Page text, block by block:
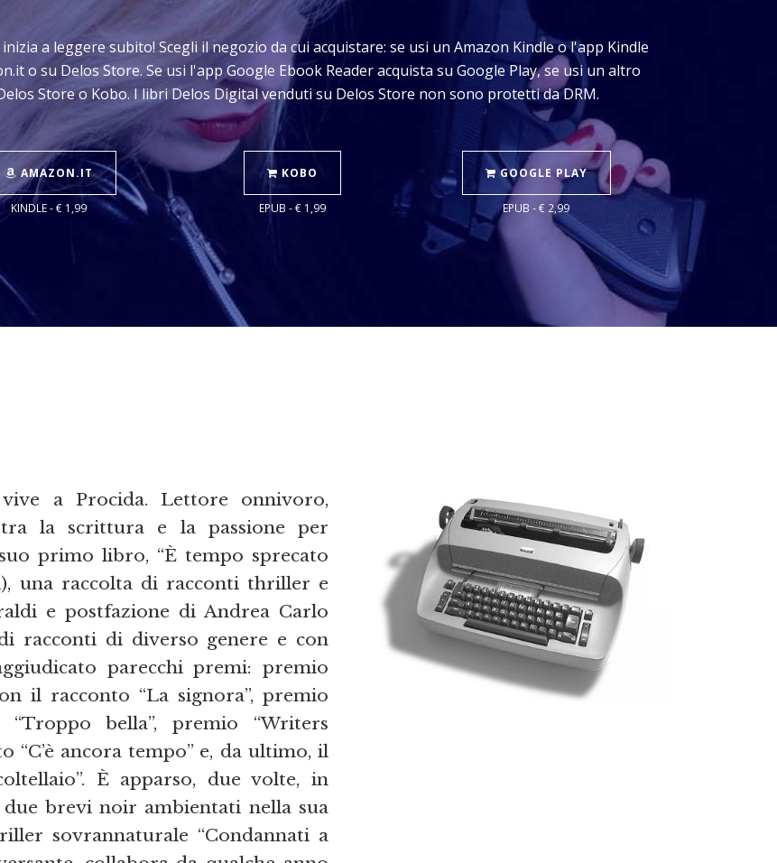
a leggere subito! Scegli il negozio da cui acquistare: se usi un Amazon Kindle o l'app Kindle
o su Delos Store. Se usi l'app Google Ebook Reader acquista su Google Play, se usi un altro
Store o Kobo. I libri Delos Digital venduti su Delos Store non sono protetti da DRM.
AMAZON.IT
KINDLE - € 1,99
KOBO
EPUB - € 1,99
GOOGLE PLAY
EPUB - € 2,99
a Procida. Lettore onnivoro,
la scrittura e la passione per
primo libro, “È tempo sprecato
una raccolta di racconti thriller e
e postfazione di Andrea Carlo
racconti di diverso genere e con
parecchi premi: premio
il racconto “La signora”, premio
bella”, premio “Writers
“C’è ancora tempo” e, da ultimo, il
È apparso, due volte, in
brevi noir ambientati nella sua
sovrannaturale “Condannati a